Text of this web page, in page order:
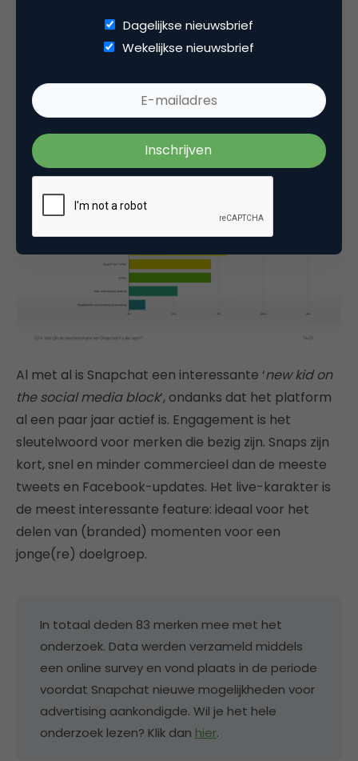
De belangrijkste reden voor de afwezigheid van
deze merken is het gebrek aan inzichten qua
desktop-app genoemd. Deze merken werd ook
gevraagd wat ervoor nodig is om ze over de streep
te trekken.
Al met al is Snapchat een interessante ‘new kid on
the social media block‘, ondanks dat het platform
al een paar jaar actief is. Engagement is het
sleutelwoord voor merken die bezig zijn. Snaps zijn
kort, snel en minder commercieel dan de meeste
tweets en Facebook-updates. Het live-karakter is
de meest interessante feature: ideaal voor het
delen van (branded) momenten voor een
jonge(re) doelgroep.
In totaal deden 83 merken mee met het
onderzoek. Data werden verzameld middels
een online survey en vond plaats in de periode
voordat Snapchat nieuwe mogelijkheden voor
advertising aankondigde. Wil je het hele
onderzoek lezen? Klik dan hier.
Dagelijkse nieuwsbrief
Wekelijkse nieuwsbrief